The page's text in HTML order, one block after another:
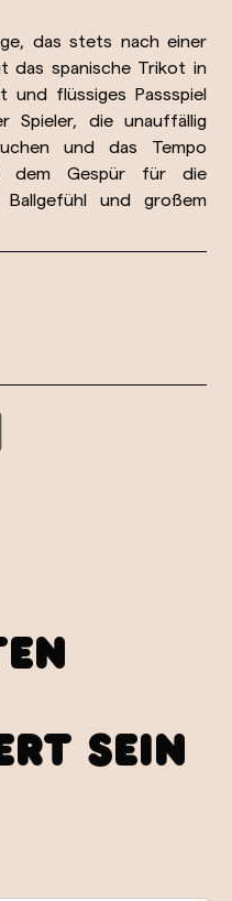
das stets nach einer
das spanische Trikot in
und flüssiges Passspiel
Spieler, die unauffällig
und das Tempo
dem Gespür für die
Ballgefühl und großem
SEIN